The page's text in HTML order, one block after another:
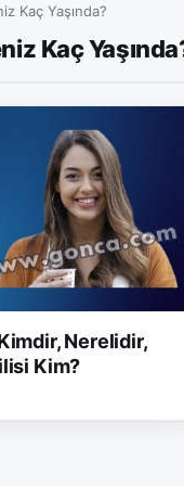
Kaç Yaşında?
Kaç
Nerelidir,
Kim?